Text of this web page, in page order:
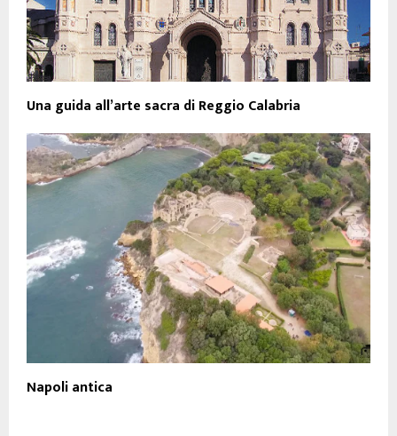
Una guida all’arte sacra di Reggio Calabria
Napoli antica